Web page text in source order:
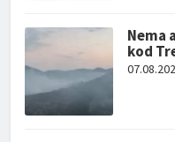
Nema
kod